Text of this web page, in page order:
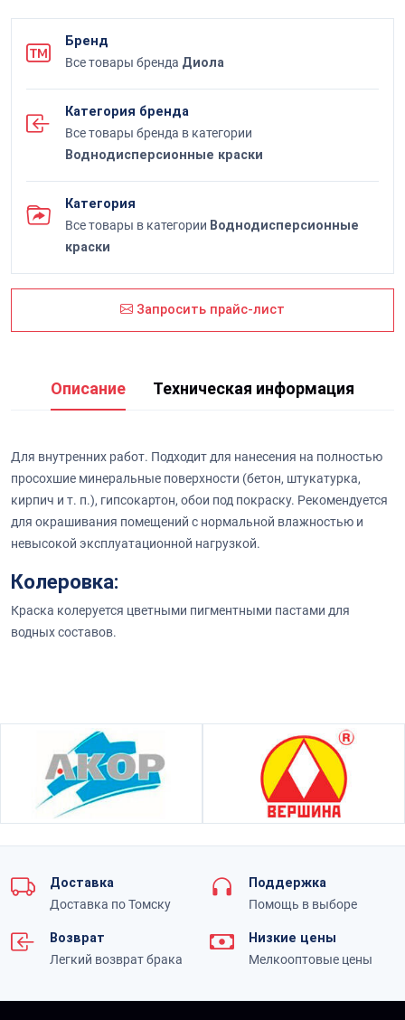
Бренд
Все товары бренда Диола
Категория бренда
Все товары бренда в категории
Воднодисперсионные краски
Категория
Все товары в категории Воднодисперсионные
краски
Запросить прайс-лист
Описание Техническая информация
Для внутренних работ. Подходит для нанесения на полностью
просохшие минеральные поверхности (бетон, штукатурка,
кирпич и т. п.), гипсокартон, обои под покраску. Рекомендуется
для окрашивания помещений с нормальной влажностью и
невысокой эксплуатационной нагрузкой.
Колеровка:
Краска колеруется цветными пигментными пастами для
водных составов.
Доставка
Доставка по Томску
Поддержка
Помощь в выборе
Возврат
Легкий возврат брака
Низкие цены
Мелкооптовые цены